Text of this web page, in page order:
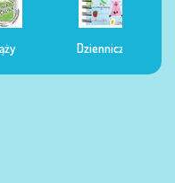
Dzienniczek żywienia